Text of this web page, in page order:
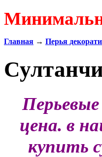
Главная → Перья
цена. в
купить